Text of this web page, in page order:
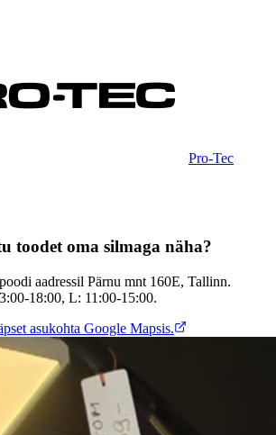
Pro-Tec
toodet oma silmaga näha?
aadressil Pärnu mnt 160E, Tallinn.
18:00, L: 11:00-15:00.
asukohta Google Mapsis.